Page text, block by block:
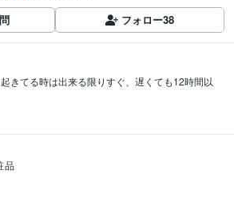
フォロー38
きてる時は出来る限りすぐ、遅くても12時間以
品